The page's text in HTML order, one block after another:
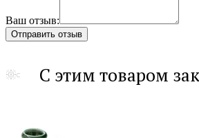
Ваш отзыв:
С этим товаром